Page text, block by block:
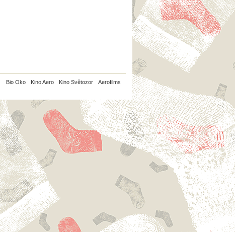
Bio Oko Kino Aero Kino Světozor Aerofilms